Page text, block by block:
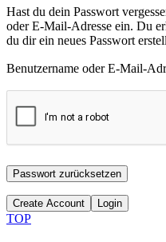
Hast du dein Passwort
oder E-Mail-Adresse ein. Du
du dir ein neues Passwort
Benutzername oder E-Mail-
Passwort zurücksetzen
Create Account Login
TOP